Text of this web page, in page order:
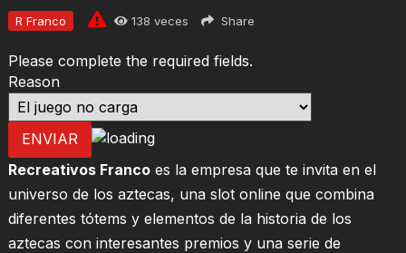
R Franco 138 veces Share
Please complete the required fields.
Reason
ENVIAR
Recreativos Francoes la empresa que te invita en el
universo de los aztecas, una slot online que combina
diferentes tótems y elementos de la historia de los
aztecas con interesantes premios y una serie de